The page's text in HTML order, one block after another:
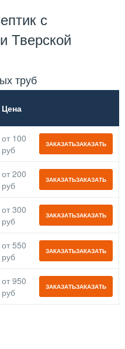
с
Тверской
труб
Цена
от 100
руб
от 200
руб
от 300
руб
от 550
руб
от 950
руб